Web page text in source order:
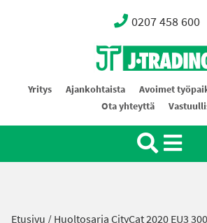
0207 458 600
Oy J-Trading Ab
Yritys Ajankohtaista Avoimet
Ota yhteyttä
Etusivu /Huoltosarja CityCat 2020 EU3